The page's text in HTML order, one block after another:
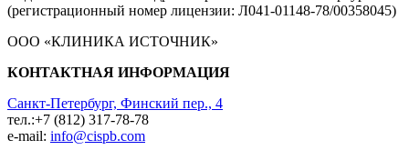
(регистрационный номер лицензии: Л041-01148-78/00358045)
ООО «КЛИНИКА ИСТОЧНИК»
КОНТАКТНАЯ ИНФОРМАЦИЯ
Санкт-Петербург, Финский пер., 4
тел.:+7 (812) 317-78-78
e-mail: info@cispb.com